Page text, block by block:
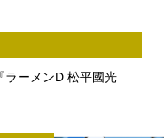
ーメンD 松平國光